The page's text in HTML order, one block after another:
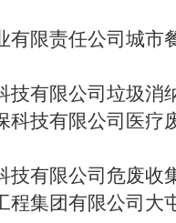
有限责任公司城市
技有限公司垃圾消
科技有限公司医疗
技有限公司危废收
程集团有限公司大